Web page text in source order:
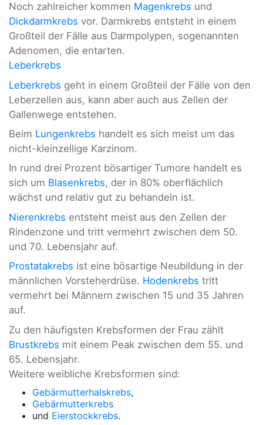
Noch zahlreicher kommen Magenkrebs und
Dickdarmkrebs vor. Darmkrebs entsteht in einem
Großteil der Fälle aus Darmpolypen, sogenannten
Adenomen, die entarten.
Leberkrebs
Leberkrebs geht in einem Großteil der Fälle von den
Leberzellen aus, kann aber auch aus Zellen der
Gallenwege entstehen.
Beim Lungenkrebs handelt es sich meist um das
nicht-kleinzellige Karzinom.
In rund drei Prozent bösartiger Tumore handelt es
sich um Blasenkrebs, der in 80% oberflächlich
wächst und relativ gut zu behandeln ist.
Nierenkrebs entsteht meist aus den Zellen der
Rindenzone und tritt vermehrt zwischen dem 50.
und 70. Lebensjahr auf.
Prostatakrebs ist eine bösartige Neubildung in der
männlichen Vorsteherdrüse. Hodenkrebs tritt
vermehrt bei Männern zwischen 15 und 35 Jahren
auf.
Zu den häufigsten Krebsformen der Frau zählt
Brustkrebs mit einem Peak zwischen dem 55. und
65. Lebensjahr.
Weitere weibliche Krebsformen sind:
Gebärmutterhalskrebs,
Gebärmutterkrebs
und Eierstockkrebs.